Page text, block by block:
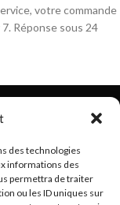
des technologies
informations des
permettra de traiter
ou les ID uniques sur
votre commande
7. Réponse sous 24